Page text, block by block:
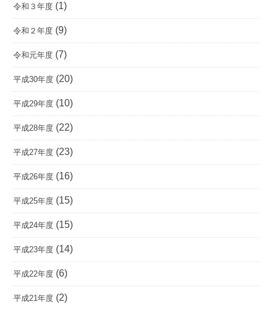
令和３年度 (1)
令和２年度 (9)
令和元年度 (7)
平成30年度 (20)
平成29年度 (10)
平成28年度 (22)
平成27年度 (23)
平成26年度 (16)
平成25年度 (15)
平成24年度 (15)
平成23年度 (14)
平成22年度 (6)
平成21年度 (2)